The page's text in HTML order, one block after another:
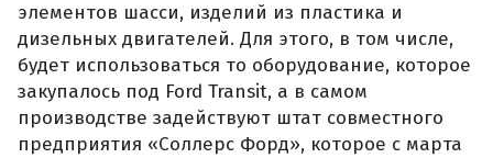
элементов шасси, изделий из пластика и
дизельных двигателей. Для этого, в том числе,
будет использоваться то оборудование, которое
закупалось под Ford Transit, а в самом
производстве задействуют штат совместного
предприятия «Соллерс Форд», которое с марта